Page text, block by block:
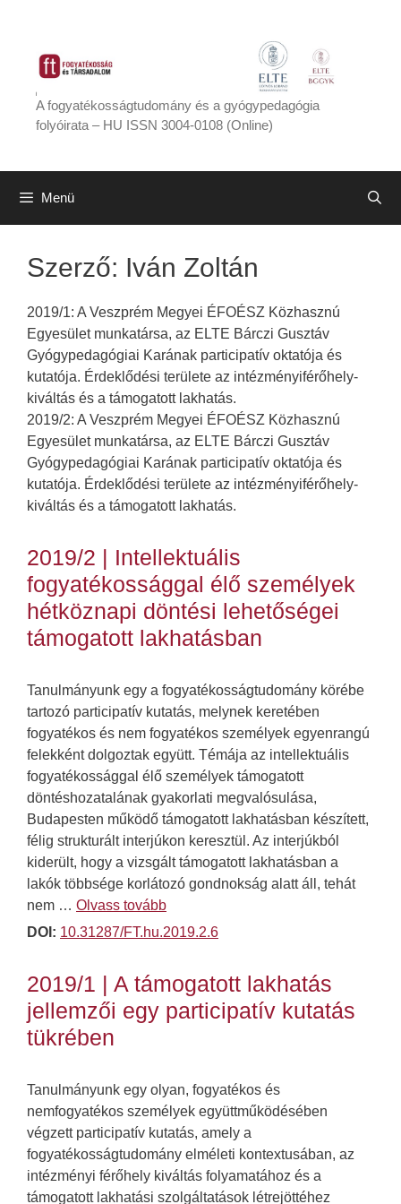
tartalomba
A fogyatékosságtudomány és a gyógypedagógia
folyóirata – HU ISSN 3004-0108 (Online)
Menü
Szerző: Iván Zoltán
2019/1: A Veszprém Megyei ÉFOÉSZ Közhasznú
Egyesület munkatársa, az ELTE Bárczi Gusztáv
Gyógypedagógiai Karának participatív oktatója és
kutatója. Érdeklődési területe az intézményiférőhely-
kiváltás és a támogatott lakhatás.
2019/2: A Veszprém Megyei ÉFOÉSZ Közhasznú
Egyesület munkatársa, az ELTE Bárczi Gusztáv
Gyógypedagógiai Karának participatív oktatója és
kutatója. Érdeklődési területe az intézményiférőhely-
kiváltás és a támogatott lakhatás.
2019/2 | Intellektuális
fogyatékossággal élő személyek
hétköznapi döntési lehetőségei
támogatott lakhatásban
Tanulmányunk egy a fogyatékosságtudomány körébe
tartozó participatív kutatás, melynek keretében
fogyatékos és nem fogyatékos személyek egyenrangú
felekként dolgoztak együtt. Témája az intellektuális
fogyatékossággal élő személyek támogatott
döntéshozatalának gyakorlati megvalósulása,
Budapesten működő támogatott lakhatásban készített,
félig strukturált interjúkon keresztül. Az interjúkból
kiderült, hogy a vizsgált támogatott lakhatásban a
lakók többsége korlátozó gondnokság alatt áll, tehát
nem … Olvass tovább
DOI: 10.31287/FT.hu.2019.2.6
2019/1 | A támogatott lakhatás
jellemzői egy participatív kutatás
tükrében
Tanulmányunk egy olyan, fogyatékos és
nemfogyatékos személyek együttműködésében
végzett participatív kutatás, amely a
fogyatékosságtudomány elméleti kontextusában, az
intézményi férőhely kiváltás folyamatához és a
támogatott lakhatási szolgáltatások létrejöttéhez